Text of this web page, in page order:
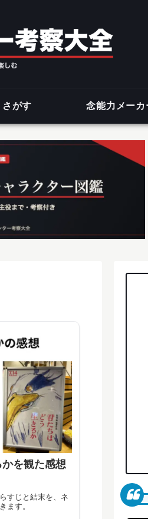
さがす 念能力メーカ
を観た感想
すじと結末を、ネ
ます。